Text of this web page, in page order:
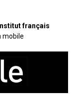
Institut français
mobile